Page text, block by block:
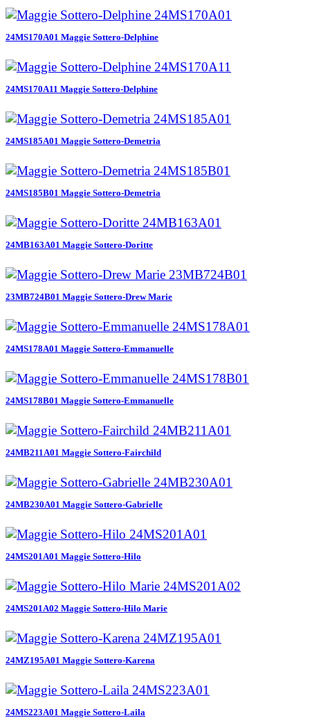
24MS170A01 Maggie Sottero-Delphine
24MS170A11 Maggie Sottero-Delphine
24MS185A01 Maggie Sottero-Demetria
24MS185B01 Maggie Sottero-Demetria
24MB163A01 Maggie Sottero-Doritte
23MB724B01 Maggie Sottero-Drew Marie
24MS178A01 Maggie Sottero-Emmanuelle
24MS178B01 Maggie Sottero-Emmanuelle
24MB211A01 Maggie Sottero-Fairchild
24MB230A01 Maggie Sottero-Gabrielle
24MS201A01 Maggie Sottero-Hilo
24MS201A02 Maggie Sottero-Hilo Marie
24MZ195A01 Maggie Sottero-Karena
24MS223A01 Maggie Sottero-Laila